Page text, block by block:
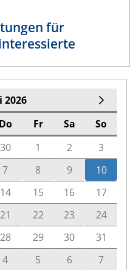
für
2026
Do Fr Sa
So
30 1 2
3
7 8 9
10
14 15 16
17
21 22 23
24
28 29 30
31
4 5 6 7